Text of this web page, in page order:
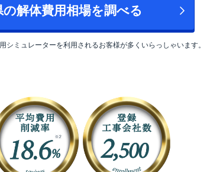
の解体費用相場を調べる
ミュレーターを利用されるお客様が多くいらっしゃいます。